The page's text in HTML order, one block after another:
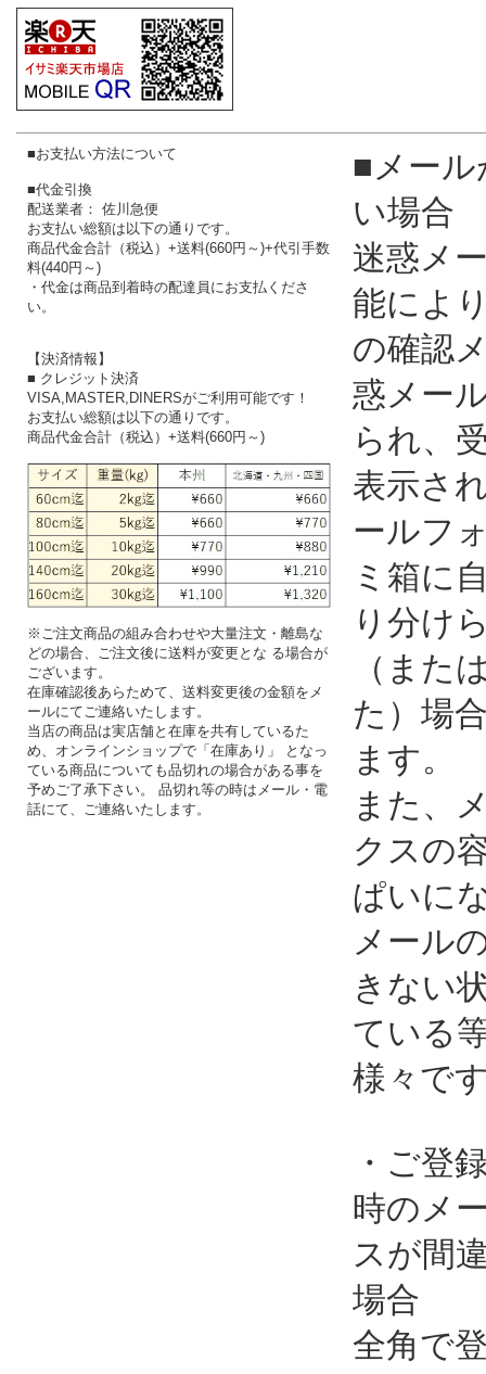
■お支払い方法について
■代金引換
配送業者： 佐川急便
お支払い総額は以下の通りです。
商品代金合計（税込）+送料(660円～)+代引手数
料(440円～)
・代金は商品到着時の配達員にお支払くださ
い。
【決済情報】
■ クレジット決済
VISA,MASTER,DINERSがご利用可能です！
お支払い総額は以下の通りです。
商品代金合計（税込）+送料(660円～)
※ご注文商品の組み合わせや大量注文・離島な
どの場合、ご注文後に送料が変更とな る場合が
ございます。
在庫確認後あらためて、送料変更後の金額をメ
ールにてご連絡いたします。
当店の商品は実店舗と在庫を共有しているた
め、オンラインショップで「在庫あり」 となっ
ている商品についても品切れの場合がある事を
予めご了承下さい。 品切れ等の時はメール・電
話にて、ご連絡いたします。
■メール
い場合
迷惑メ
能によ
の確認
惑メー
られ、
表示さ
ールフ
ミ箱に
り分け
（また
た）場
ます。
また、
クスの
ぱいに
メール
きない
ている
様々で
・ご登
時のメ
スが間
場合
全角で